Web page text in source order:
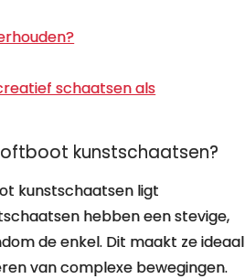
schaatsen als
kunstschaatsen?
kunstschaatsen ligt
hebben een stevige,
de enkel. Dit maakt ze ideaal
van complexe bewegingen.